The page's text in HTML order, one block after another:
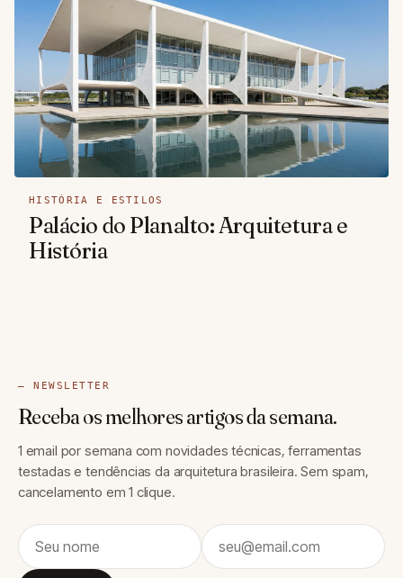
HISTÓRIA E ESTILOS
Palácio do Planalto: Arquitetura e
História
— NEWSLETTER
Receba os melhores artigos da semana.
1 email por semana com novidades técnicas, ferramentas
testadas e tendências da arquitetura brasileira. Sem spam,
cancelamento em 1 clique.